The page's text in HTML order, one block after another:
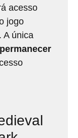
acesso
jogo
. A única
permanecer